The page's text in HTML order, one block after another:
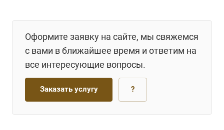
Оформите заявку на сайте, мы свяжемся
с вами в ближайшее время и ответим на
все интересующие вопросы.
Заказать услугу ?